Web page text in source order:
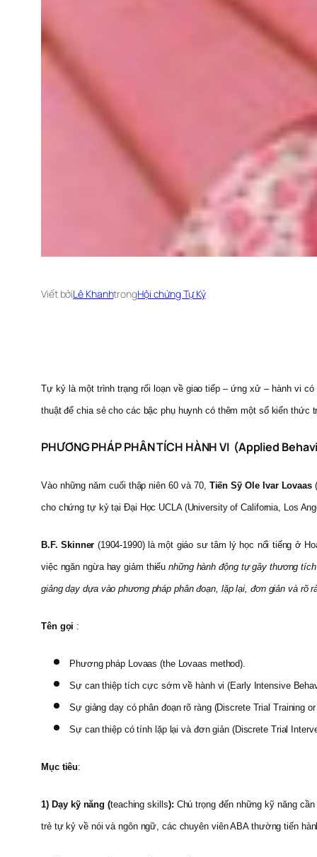
Viết bởiLê KhanhtrongHội chứng Tự Kỷ
Tự kỷ là một trình trạng rối loạn về giao tiếp – ứng xử – hành vi
thuật để chia sẻ cho các bậc phụ huynh có thêm một số kiến thức
PHƯƠNG PHÁP PHÂN TÍCH HÀNH VI (Applied
Vào những năm cuối thập niên 60 và 70, Tiến Sỹ Ole Ivar Lovaas
cho chứng tự kỷ tại Đại Học UCLA (University of California, Los
B.F. Skinner (1904-1990) là một giáo sư tâm lý học nổi tiếng ở
việc ngăn ngừa hay giảm thiểunhững hành động tự gây thương
giảng dạy dựa vào phương pháp phân đoạn, lặp lại, đơn giản và rõ
Tên gọi :
Phương pháp Lovaas (the Lovaas method).
Sự can thiệp tích cực sớm về hành vi (Early Intensive
Sự giảng dạy có phân đoạn rõ ràng (Discrete Trial Training
Sự can thiệp có tính lặp lại và đơn giản (Discrete Trial
Mục tiêu:
1) Dạy kỹ năng (teaching skills): Chú trọng đến những kỹ năng
trẻ tự kỷ về nói và ngôn ngữ, các chuyên viên ABA thường tiến